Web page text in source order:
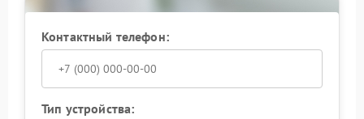
Контактный телефон:
Тип устройства: